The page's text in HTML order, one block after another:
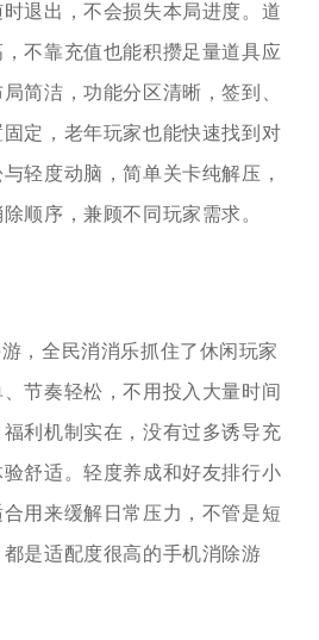
退出，不会损失本局进度。道
不靠充值也能积攒足量道具应
简洁，功能分区清晰，签到、
定，老年玩家也能快速找到对
轻度动脑，简单关卡纯解压，
顺序，兼顾不同玩家需求。
，全民消消乐抓住了休闲玩家
节奏轻松，不用投入大量时间
利机制实在，没有过多诱导充
舒适。轻度养成和好友排行小
用来缓解日常压力，不管是短
是适配度很高的手机消除游